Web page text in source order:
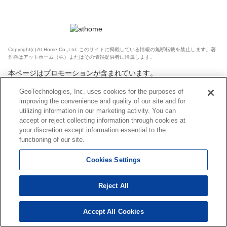
Copyright(c) At Home Co.,Ltd. このサイトに掲載している情報の無断転載を禁止します。著
作権はアットホーム（株）またはその情報提供者に帰属します。
本ページはプロモーションが含まれています。
GeoTechnologies, Inc. uses cookies for the purposes of
improving the convenience and quality of our site and for
utilizing information in our marketing activity. You can
accept or reject collecting information through cookies at
your discretion except information essential to the
functioning of our site.
Cookies Settings
Reject All
Accept All Cookies